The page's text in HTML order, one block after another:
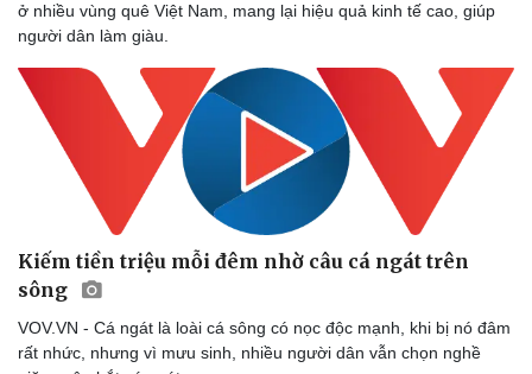
ở nhiều vùng quê Việt Nam, mang lại hiệu quả kinh tế cao, giúp
người dân làm giàu.
Kiếm tiền triệu mỗi đêm nhờ câu cá ngát trên
sông
VOV.VN - Cá ngát là loài cá sông có nọc độc mạnh, khi bị nó đâm
rất nhức, nhưng vì mưu sinh, nhiều người dân vẫn chọn nghề